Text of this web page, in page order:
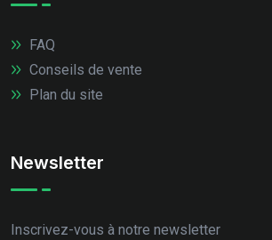
FAQ
Conseils de vente
Plan du site
Newsletter
Inscrivez-vous à notre newsletter